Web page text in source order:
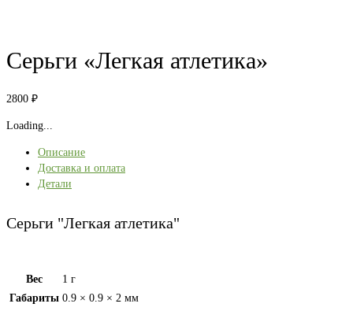
Серьги «Легкая атлетика»
2800 ₽
Loading...
Описание
Доставка и оплата
Детали
Серьги "Легкая атлетика"
Вес
1 г
Габариты 0.9 × 0.9 × 2 мм